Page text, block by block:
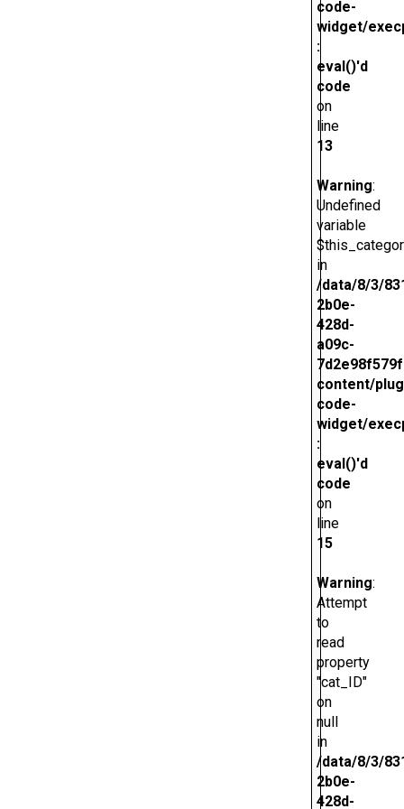
code-
widget/
:
eval()'d
code
on
line
13
Warning:
Undefined
variable
in
/data/8/3/
2b0e-
428d-
a09c-
content/
code-
widget/
:
eval()'d
code
on
line
15
Warning:
Attempt
to
read
property
"cat_ID"
on
null
in
/data/8/3/
2b0e-
428d-